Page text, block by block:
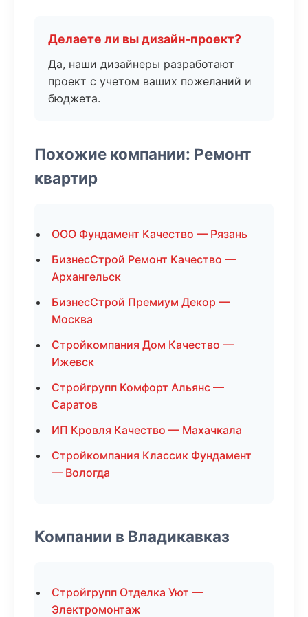
Делаете ли вы дизайн-проект?
Да, наши дизайнеры разработают
проект с учетом ваших пожеланий и
бюджета.
Похожие компании: Ремонт
квартир
ООО Фундамент Качество — Рязань
БизнесСтрой Ремонт Качество —
Архангельск
БизнесСтрой Премиум Декор —
Москва
Стройкомпания Дом Качество —
Ижевск
Стройгрупп Комфорт Альянс —
Саратов
ИП Кровля Качество — Махачкала
Стройкомпания Классик Фундамент
— Вологда
Компании в Владикавказ
Стройгрупп Отделка Уют —
Электромонтаж